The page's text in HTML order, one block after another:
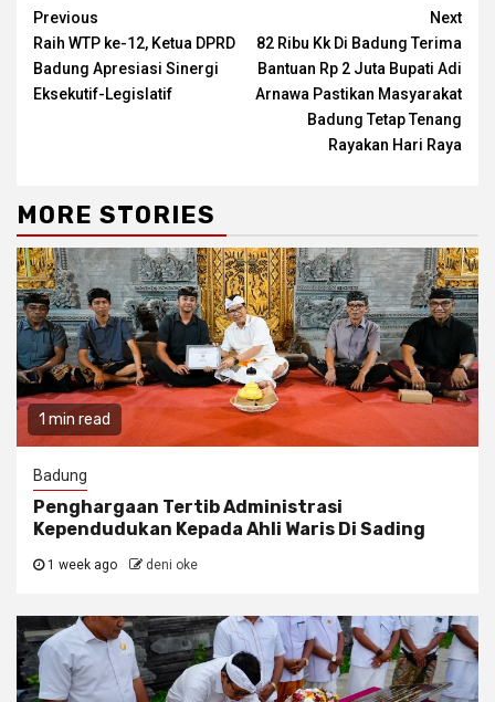
Continue
Reading
Previous
Raih WTP ke-12, Ketua DPRD
Badung Apresiasi Sinergi
Eksekutif-Legislatif
Next
82 Ribu Kk Di Badung Terima
Bantuan Rp 2 Juta Bupati Adi
Arnawa Pastikan Masyarakat
Badung Tetap Tenang
Rayakan Hari Raya
MORE STORIES
1 min read
Badung
Penghargaan Tertib Administrasi
Kependudukan Kepada Ahli Waris Di Sading
1 week ago deni oke